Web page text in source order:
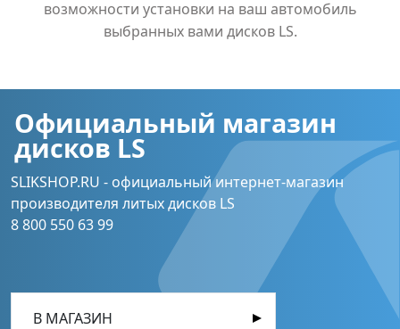
возможности установки на ваш автомобиль
выбранных вами дисков LS.
Официальный магазин
дисков LS
SLIKSHOP.RU - официальный интернет-магазин
производителя литых дисков LS
8 800 550 63 99
В МАГАЗИН